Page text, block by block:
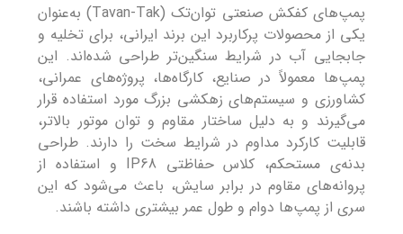
پمپ‌های کفکش صنعتی توان‌تک (Tavan-Tak) به‌عنوان
یکی از محصولات پرکاربرد این برند ایرانی، برای تخلیه و
جابجایی آب در شرایط سنگین‌تر طراحی شده‌اند. این
پمپ‌ها معمولاً در صنایع، کارگاه‌ها، پروژه‌های عمرانی،
کشاورزی و سیستم‌های زهکشی بزرگ مورد استفاده قرار
می‌گیرند و به دلیل ساختار مقاوم و توان موتور بالاتر،
قابلیت کارکرد مداوم در شرایط سخت را دارند. طراحی
بدنه‌ی مستحکم، کلاس حفاظتی IP68 و استفاده از
پروانه‌های مقاوم در برابر سایش، باعث می‌شود که این
سری از پمپ‌ها دوام و طول عمر بیشتری داشته باشند.